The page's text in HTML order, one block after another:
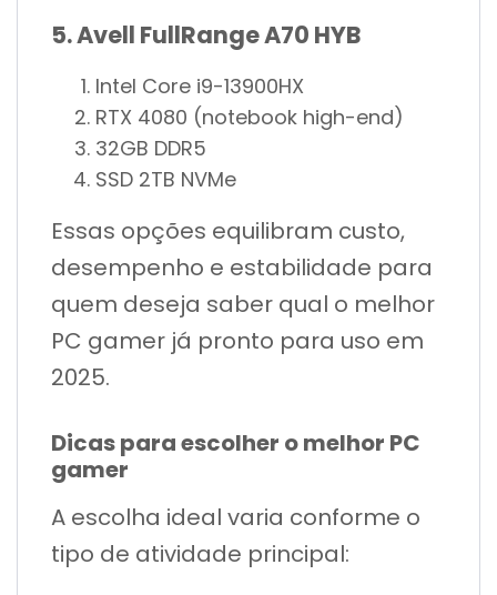
5. Avell FullRange A70 HYB
Intel Core i9-13900HX
RTX 4080 (notebook high-end)
32GB DDR5
SSD 2TB NVMe
Essas opções equilibram custo,
desempenho e estabilidade para
quem deseja saber qual o melhor
PC gamer já pronto para uso em
2025.
Dicas para escolher o melhor PC
gamer
A escolha ideal varia conforme o
tipo de atividade principal: